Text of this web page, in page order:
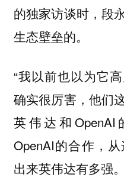
的独家访谈时，段
生态壁垒的。
“我以前也以为它
确实很厉害，他们
英伟达和
OpenAI的合作，
出来英伟达有多强